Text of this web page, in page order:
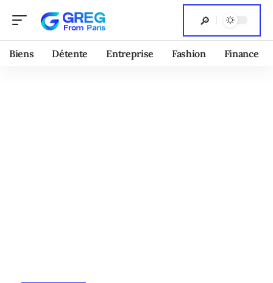
Biens Détente Entreprise Fashion Finance